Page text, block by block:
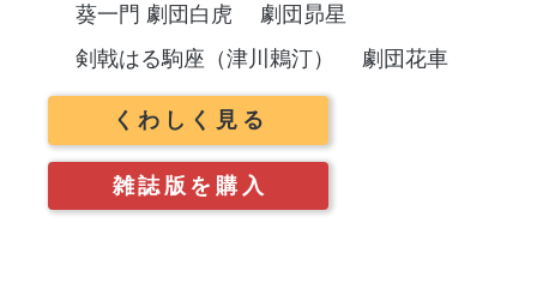
葵一門 劇団白虎
劇団昴星
剣戟はる駒座（津川鵣汀）
劇団花車
くわしく見る
雑誌版を購入